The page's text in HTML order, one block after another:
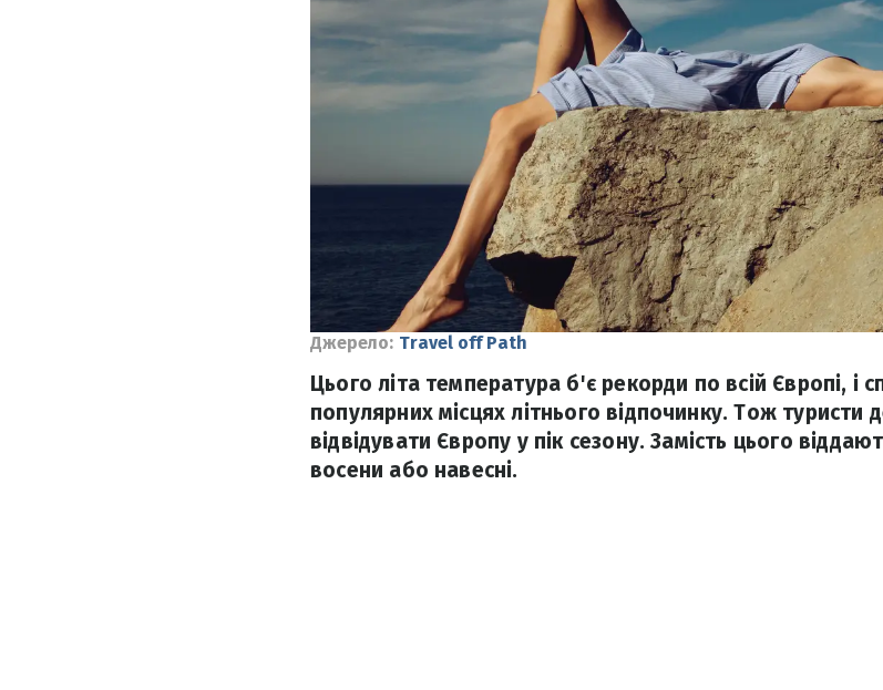
Джерело: Travel off Path
Цього літа температура б'є рекорди по всій Європі, і
популярних місцях літнього відпочинку. Тож
відвідувати Європу у пік сезону. Замість цього
восени або навесні.